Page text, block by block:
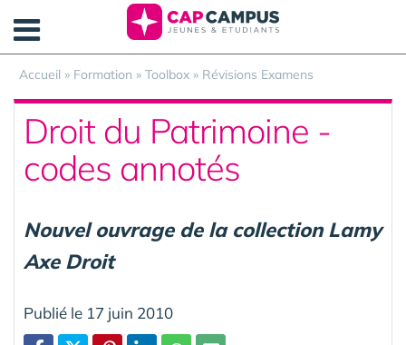
Accueil » Formation » Toolbox » Révisions Examens
Droit du Patrimoine -
codes annotés
Nouvel ouvrage de la collection Lamy
Axe Droit
Publié le 17 juin 2010
Panneau de gestion des cookies